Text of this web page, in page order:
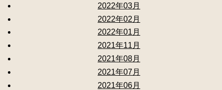
2022年03月
2022年02月
2022年01月
2021年11月
2021年08月
2021年07月
2021年06月